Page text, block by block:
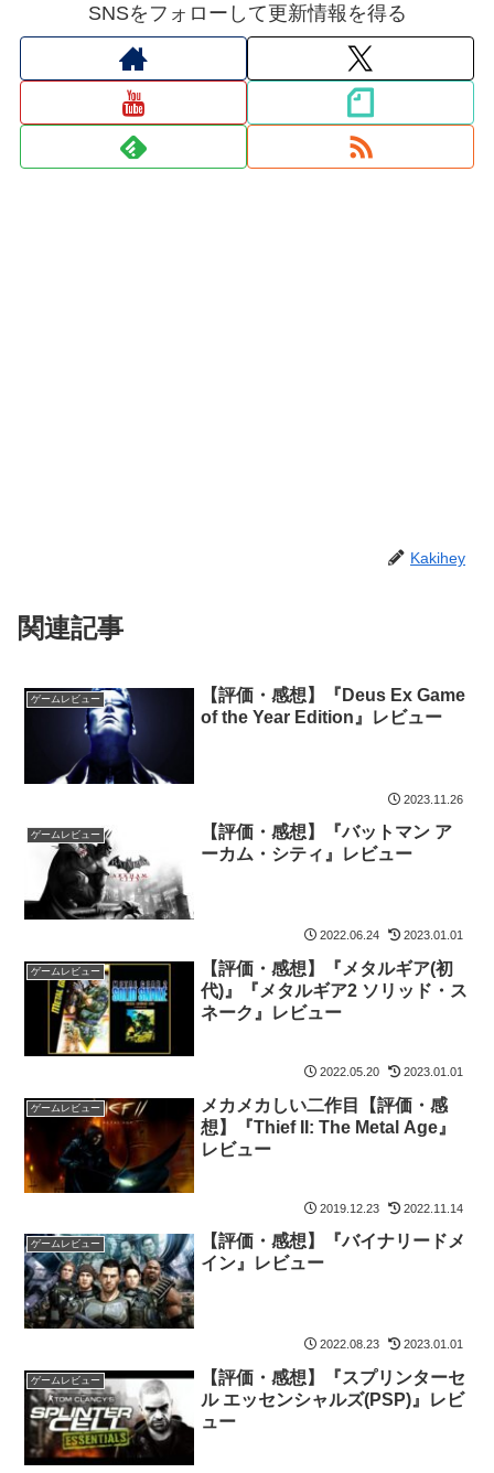
SNSをフォローして更新情報を得る
Kakihey
関連記事
ゲームレビュー
【評価・感想】『Deus Ex Game
of the Year Edition』レビュー
2023.11.26
ゲームレビュー
【評価・感想】『バットマン ア
ーカム・シティ』レビュー
2022.06.24 2023.01.01
ゲームレビュー
【評価・感想】『メタルギア(初
代)』『メタルギア2 ソリッド・ス
ネーク』レビュー
2022.05.20 2023.01.01
ゲームレビュー
メカメカしい二作目【評価・感
想】『Thief II: The Metal Age』
レビュー
2019.12.23 2022.11.14
ゲームレビュー
【評価・感想】『バイナリードメ
イン』レビュー
2022.08.23 2023.01.01
ゲームレビュー
【評価・感想】『スプリンターセ
ル エッセンシャルズ(PSP)』レビ
ュー